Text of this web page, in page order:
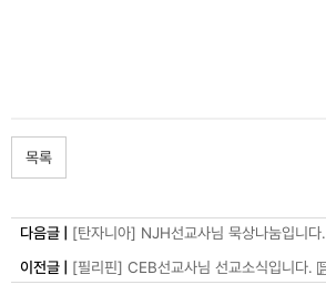
목록
다음글 | [탄자니아] NJH선교사님 묵상나눔입니다.
이전글 | [필리핀] CEB선교사님 선교소식입니다.